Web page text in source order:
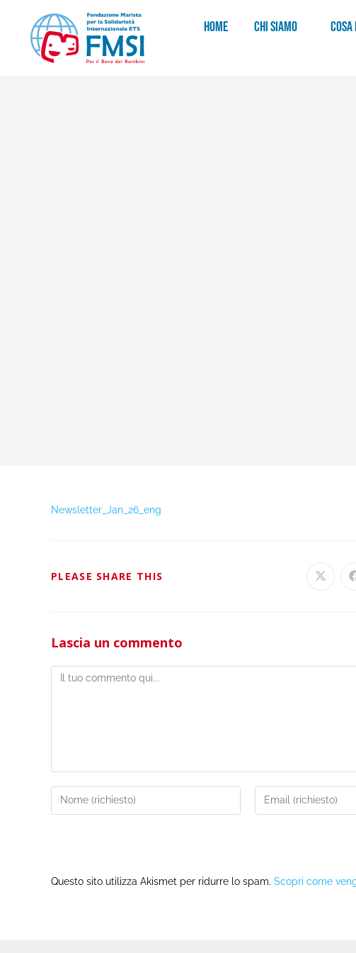
HOME CHI SIAMO
Newsletter_Jan_26_eng
PLEASE SHARE THIS
Lascia un commento
Questo sito utilizza Akismet per ridurre lo spam. Scopri come